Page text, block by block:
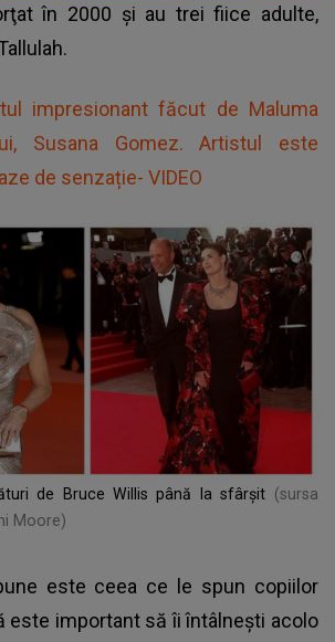
în 2000 şi au trei fiice adulte,
impresionant făcut de Maluma
Susana Gomez. Artistul este
de senzație- VIDEO
de Bruce Willis până la sfârșit (sursa
Moore)
este ceea ce le spun copiilor
este important să îi întâlneşti acolo